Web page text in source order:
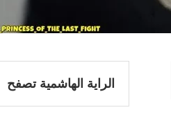
الراية الهاشمية تصفح